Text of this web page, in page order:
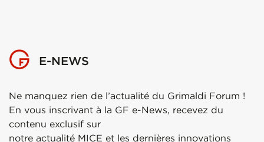
E-NEWS
Ne manquez rien de l’actualité du Grimaldi Forum !
En vous inscrivant à la GF e-News, recevez du
contenu exclusif sur
notre actualité MICE et les dernières innovations